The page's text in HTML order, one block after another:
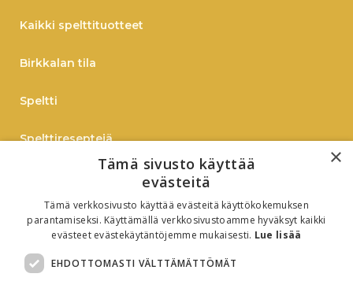
Kaikki spelttituotteet
Birkkalan tila
Speltti
Spelttireseptejä
Verkkokauppaan
B2B
×
Tämä sivusto käyttää
evästeitä
Tämä verkkosivusto käyttää evästeitä käyttökokemuksen
parantamiseksi. Käyttämällä verkkosivustoamme hyväksyt kaikki
evästeet evästekäytäntöjemme mukaisesti. Lue lisää
EHDOTTOMASTI VÄLTTÄMÄTTÖMÄT